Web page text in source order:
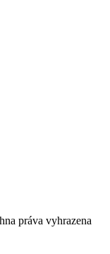
práva vyhrazena